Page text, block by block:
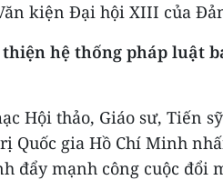
kiện Đại hội XIII của
hệ thống pháp luật
Hội thảo, Giáo sư, Tiến
Quốc gia Hồ Chí Minh
đẩy mạnh công cuộc đổi